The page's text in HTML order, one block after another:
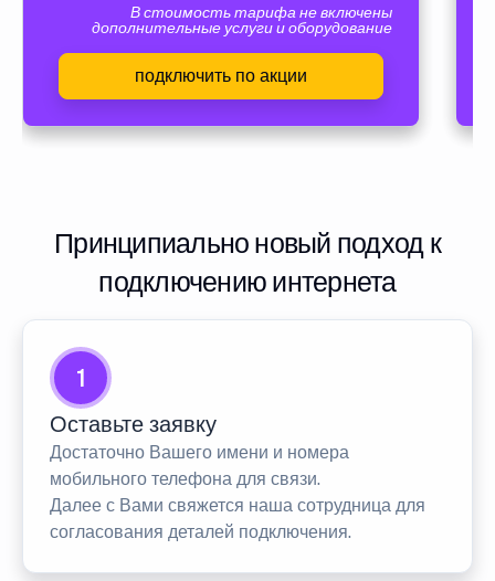
В стоимость тарифа не включены
дополнительные услуги и оборудование
подключить по акции
Принципиально новый подход к
подключению интернета
1
Оставьте заявку
Достаточно Вашего имени и номера
мобильного телефона для связи.
Далее с Вами свяжется наша сотрудница для
согласования деталей подключения.